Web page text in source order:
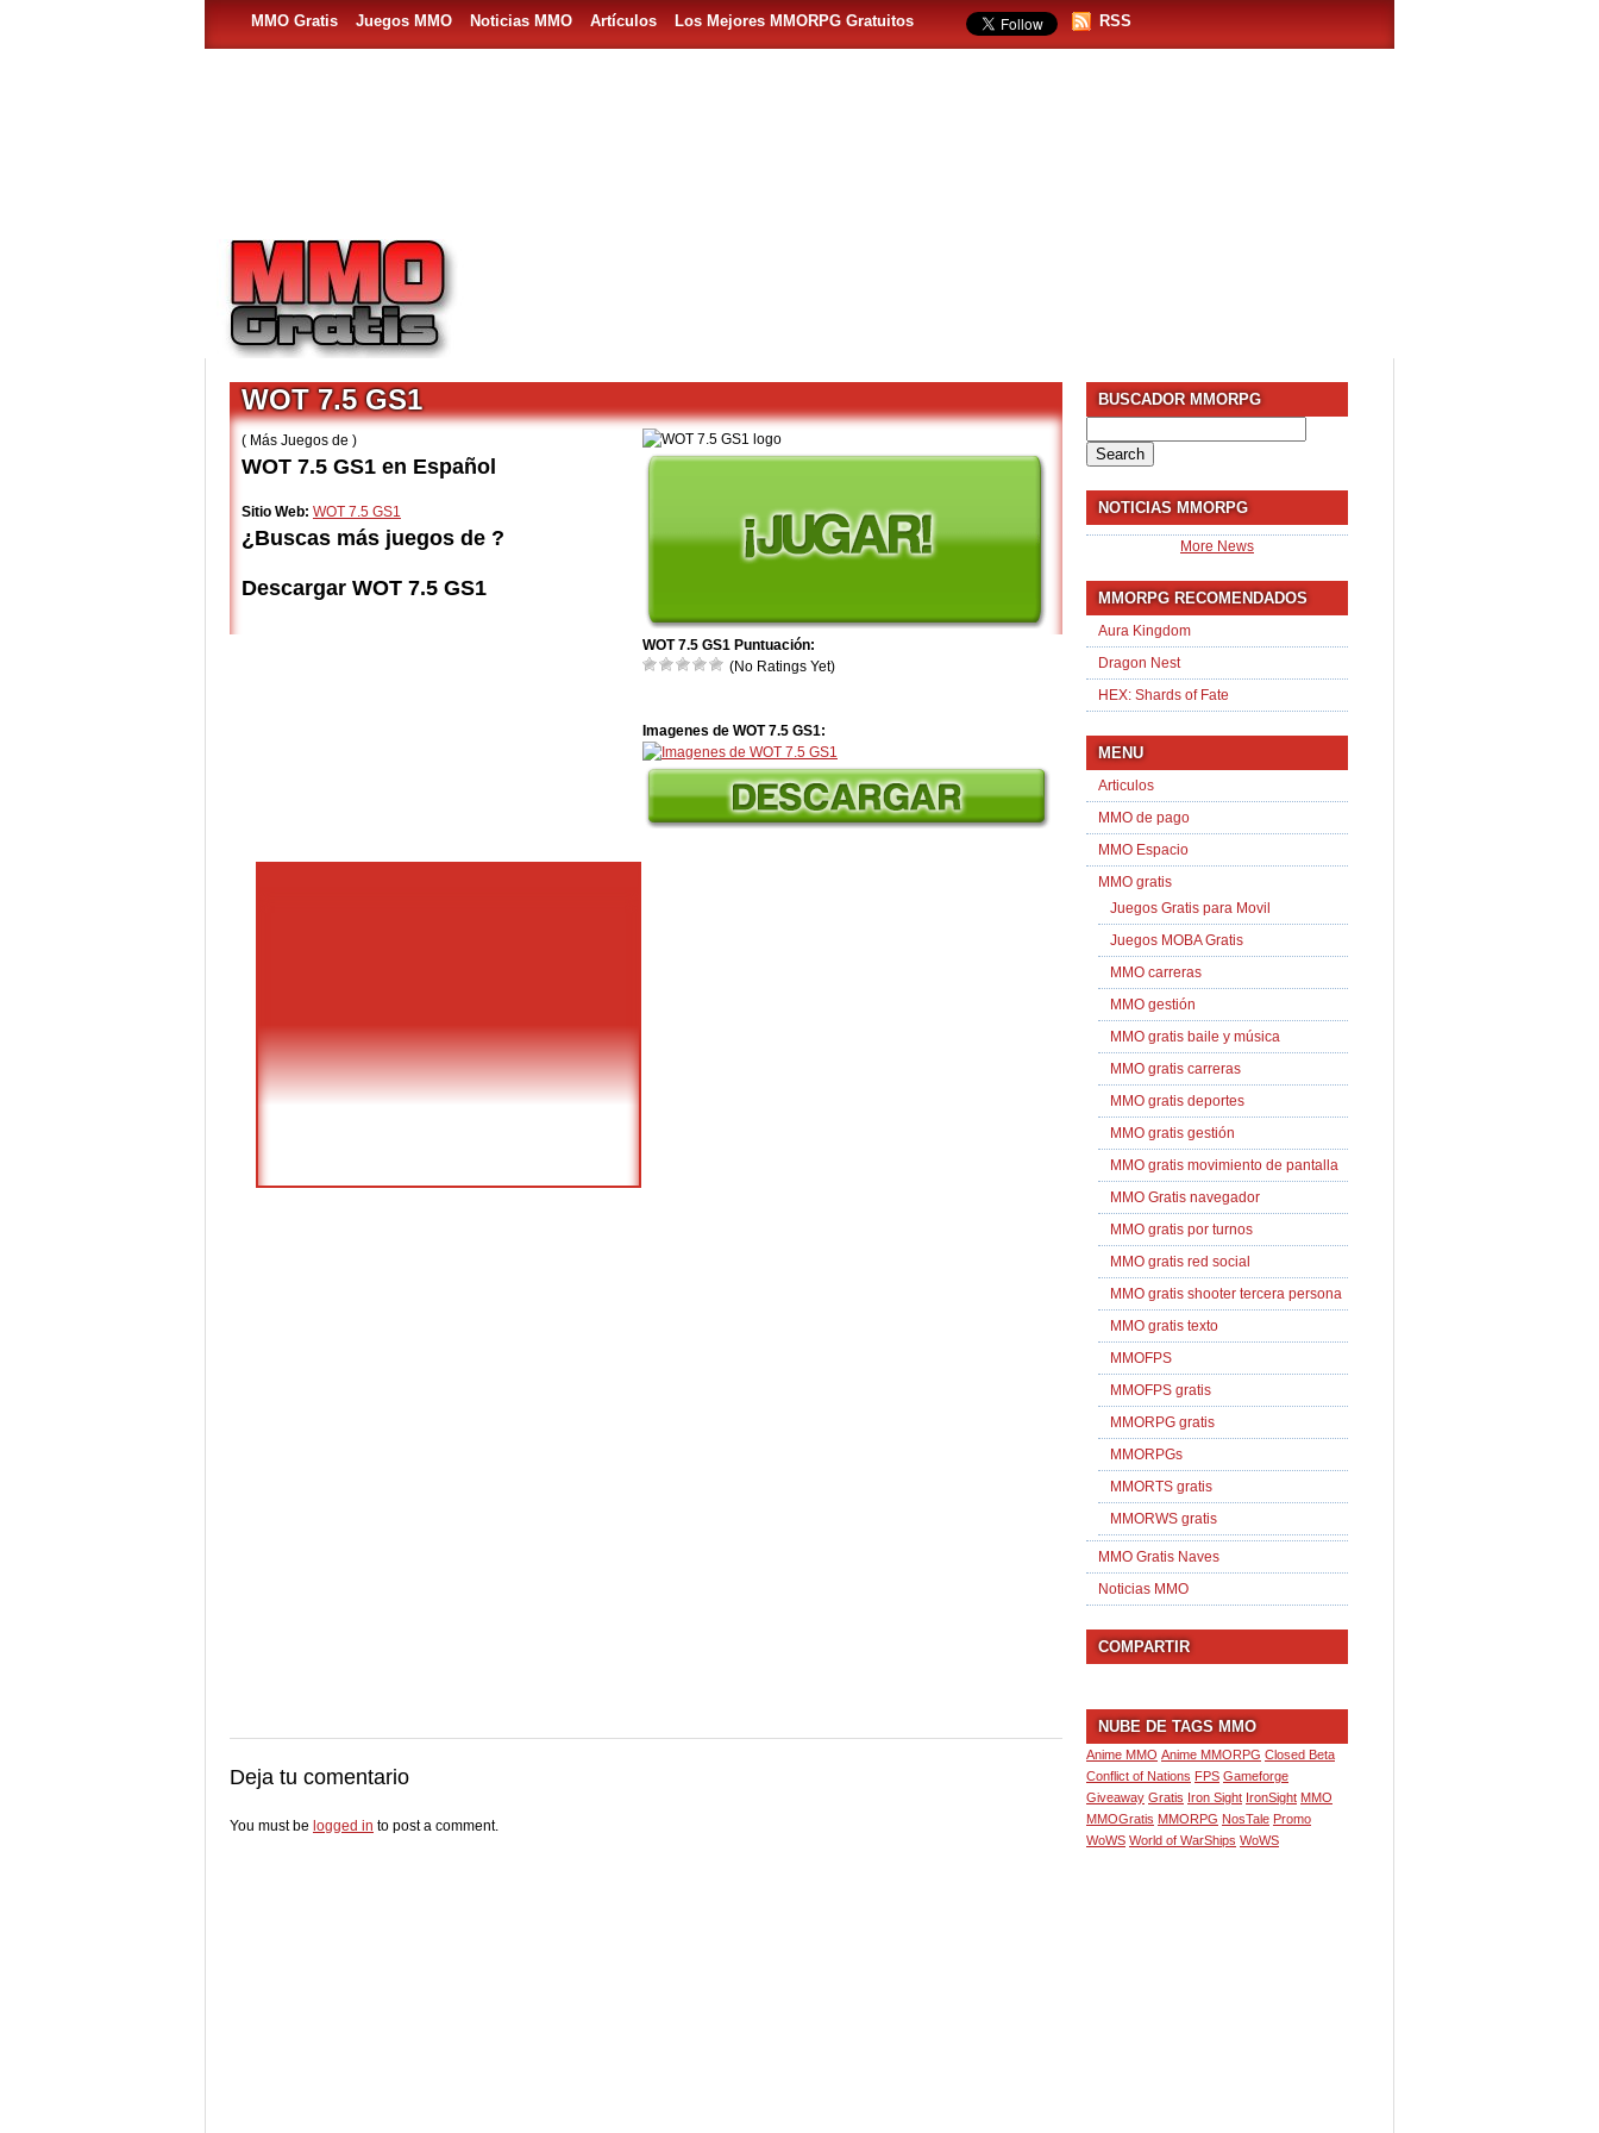
MMO Gratis Juegos MMO Noticias MMO Artículos Los Mejores MMORPG Gratuitos RSS
WOT 7.5 GS1 Puntuación:
(No Ratings Yet)
Imagenes de WOT 7.5 GS1:
WOT 7.5 GS1
( Más Juegos de )
WOT 7.5 GS1 en Español
Sitio Web: WOT 7.5 GS1
¿Buscas más juegos de ?
Descargar WOT 7.5 GS1
Deja tu comentario
You must be logged in to post a comment.
BUSCADOR MMORPG
for:
NOTICIAS MMORPG
More News
MMORPG RECOMENDADOS
Aura Kingdom
Dragon Nest
HEX: Shards of Fate
MENU
Articulos
MMO de pago
MMO Espacio
MMO gratis
Juegos Gratis para Movil
Juegos MOBA Gratis
MMO carreras
MMO gestión
MMO gratis baile y música
MMO gratis carreras
MMO gratis deportes
MMO gratis gestión
MMO gratis movimiento de pantalla
MMO Gratis navegador
MMO gratis por turnos
MMO gratis red social
MMO gratis shooter tercera persona
MMO gratis texto
MMOFPS
MMOFPS gratis
MMORPG gratis
MMORPGs
MMORTS gratis
MMORWS gratis
MMO Gratis Naves
Noticias MMO
COMPARTIR
NUBE DE TAGS MMO
Anime MMO Anime MMORPG Closed Beta
Conflict of Nations FPS Gameforge
Giveaway Gratis Iron Sight IronSight MMO
MMOGratis MMORPG NosTale Promo
WoWS World of WarShips WoWS